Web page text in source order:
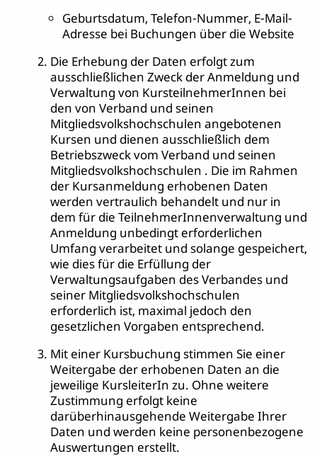
Geburtsdatum, Telefon-Nummer, E-Mail-
Adresse bei Buchungen über die Website
Die Erhebung der Daten erfolgt zum
ausschließlichen Zweck der Anmeldung und
Verwaltung von KursteilnehmerInnen bei
den von Verband und seinen
Mitgliedsvolkshochschulen angebotenen
Kursen und dienen ausschließlich dem
Betriebszweck vom Verband und seinen
Mitgliedsvolkshochschulen . Die im Rahmen
der Kursanmeldung erhobenen Daten
werden vertraulich behandelt und nur in
dem für die TeilnehmerInnenverwaltung und
Anmeldung unbedingt erforderlichen
Umfang verarbeitet und solange gespeichert,
wie dies für die Erfüllung der
Verwaltungsaufgaben des Verbandes und
seiner Mitgliedsvolkshochschulen
erforderlich ist, maximal jedoch den
gesetzlichen Vorgaben entsprechend.
Mit einer Kursbuchung stimmen Sie einer
Weitergabe der erhobenen Daten an die
jeweilige KursleiterIn zu. Ohne weitere
Zustimmung erfolgt keine
darüberhinausgehende Weitergabe Ihrer
Daten und werden keine personenbezogene
Auswertungen erstellt.